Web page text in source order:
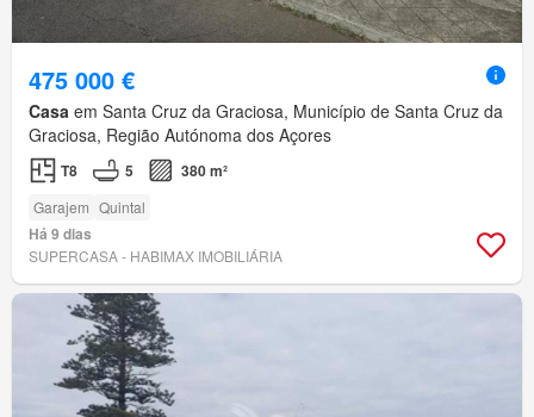
475 000 €
Casa em Santa Cruz da Graciosa, Município de Santa Cruz da
Graciosa, Região Autónoma dos Açores
T8 5 380 m²
Garajem Quintal
Há 9 dias
SUPERCASA - HABIMAX IMOBILIÁRIA